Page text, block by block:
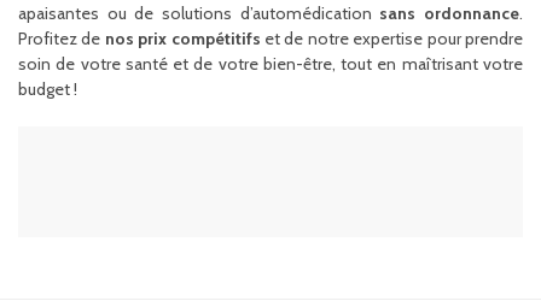
apaisantes ou de solutions d’automédication sans ordonnance.
Profitez de nos prix compétitifs et de notre expertise pour prendre
soin de votre santé et de votre bien-être, tout en maîtrisant votre
budget !